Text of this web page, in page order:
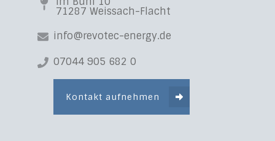
71287 Weissach-Flacht
info@revotec-energy.de
07044 905 682 0
Kontakt aufnehmen